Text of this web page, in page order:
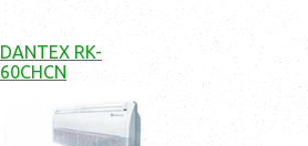
DANTEX RK-
60CHCN